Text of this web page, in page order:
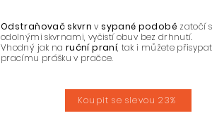
Odstraňovač skvrn v sypané podobě zatočí s
odolnými skvrnami, vyčistí obuv bez drhnutí.
Vhodný jak naruční praní, tak i můžete
pracímu prášku v pračce.
Koupit se slevou 23%